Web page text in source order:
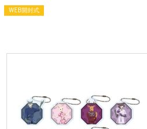
WEB開封式